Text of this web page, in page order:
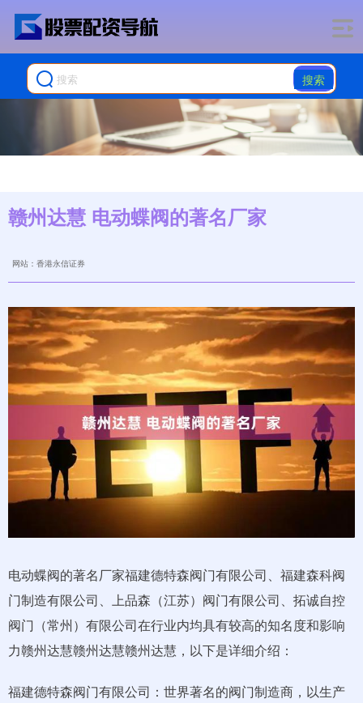
搜索
赣州达慧 电动蝶阀的著名厂家
网站：香港永信证券
电动蝶阀的著名厂家福建德特森阀门有限公司、福建森科阀
门制造有限公司、上品森（江苏）阀门有限公司、拓诚自控
阀门（常州）有限公司在行业内均具有较高的知名度和影响
力赣州达慧赣州达慧赣州达慧，以下是详细介绍：
福建德特森阀门有限公司：世界著名的阀门制造商，以生产